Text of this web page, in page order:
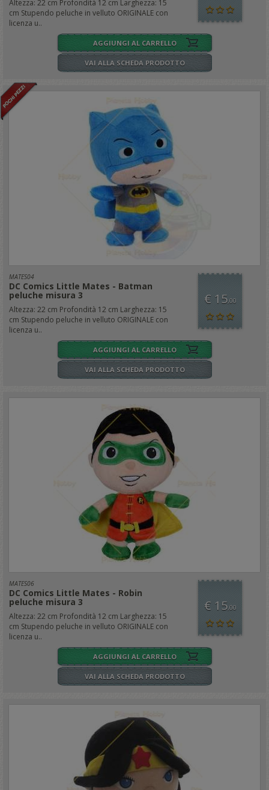
Altezza: 22 cm Profondità 12 cm Larghezza: 15
cm Stupendo peluche in velluto ORIGINALE con
licenza u..
AGGIUNGI AL CARRELLO
VAI ALLA SCHEDA PRODOTTO
MATES04
DC Comics Little Mates - Batman
peluche misura 3
Altezza: 22 cm Profondità 12 cm Larghezza: 15
cm Stupendo peluche in velluto ORIGINALE con
licenza u..
€ 15,00
AGGIUNGI AL CARRELLO
VAI ALLA SCHEDA PRODOTTO
MATES06
DC Comics Little Mates - Robin
peluche misura 3
Altezza: 22 cm Profondità 12 cm Larghezza: 15
cm Stupendo peluche in velluto ORIGINALE con
licenza u..
€ 15,00
AGGIUNGI AL CARRELLO
VAI ALLA SCHEDA PRODOTTO